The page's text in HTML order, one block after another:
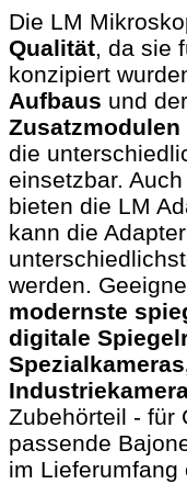
Die LM
Qualität, da sie
konzipiert
Aufbaus und
Zusatzmodulen
die
einsetzbar.
bieten die LM
kann die
werden.
modernste
digitale
Zubehörteil - für
passende
im Lieferumfang